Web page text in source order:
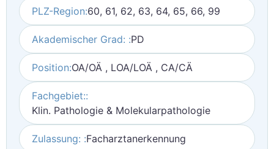
PLZ-Region:60, 61, 62, 63, 64, 65, 66, 99
Akademischer Grad: :PD
Position:OA/OÄ , LOA/LOÄ , CA/CÄ
Fachgebiet::
Klin. Pathologie & Molekularpathologie
Zulassung: :Facharztanerkennung